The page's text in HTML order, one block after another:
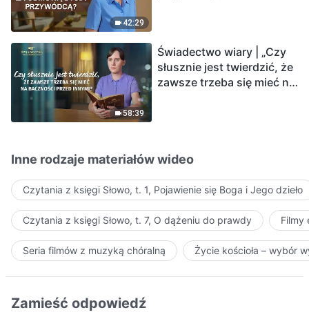
42:29
58:39
Świadectwo wiary | „Czy
słusznie jest twierdzić, że
zawsze trzeba się mieć na
Inne rodzaje materiałów wideo
Czytania z księgi Słowo, t. 1, Pojawienie się Boga i Jego dzieło
Czytania z księgi Słowo, t. 7, O dążeniu do prawdy Filmy
Seria filmów z muzyką chóralną Życie kościoła – wybór
Zamieść odpowiedź